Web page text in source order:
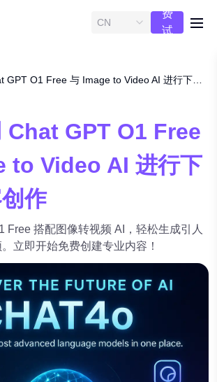
CN
费
试
Chat GPT O1 Free
to Video AI 进行下
作
Free 搭配图像转视频 AI，轻松生成引人
立即开始免费创建专业内容！